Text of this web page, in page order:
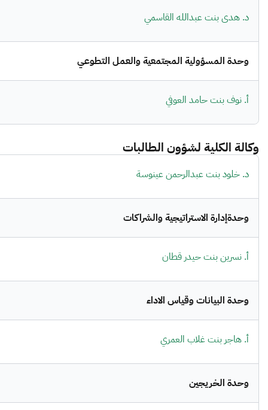
د. هدى بنت عبدالله القاسمي
وحدة المسؤولية المجتمعية والعمل التطوعي
أ. نوف بنت حامد العوفي
وكالة الكلية لشؤون الطالبات
د. خلود بنت عبدالرحمن عينوسة
وحدةإدارة الاستراتيجية والشراكات
أ. نسرين بنت حيدر قطان
وحدة البيانات وقياس الاداء
أ. هاجر بنت غلاب العمري
وحدة الخريجين